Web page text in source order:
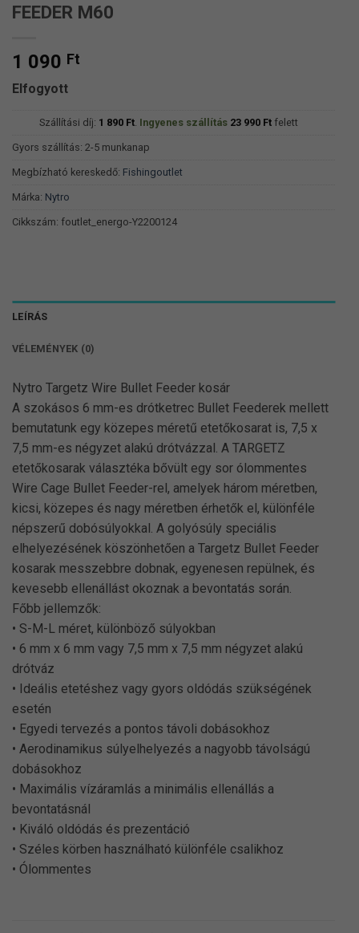
FEEDER M60
1 090 Ft
Elfogyott
Szállítási díj: 1 890 Ft. Ingyenes szállítás 23 990 Ftfelett
Gyors szállítás: 2-5 munkanap
Megbízható kereskedő: Fishingoutlet
Márka: Nytro
Cikkszám: foutlet_energo-Y2200124
LEÍRÁS
VÉLEMÉNYEK (0)
Nytro Targetz Wire Bullet Feeder kosár
A szokásos 6 mm-es drótketrec Bullet Feederek mellett
bemutatunk egy közepes méretű etetőkosarat is, 7,5 x
7,5 mm-es négyzet alakú drótvázzal. A TARGETZ
etetőkosarak választéka bővült egy sor ólommentes
Wire Cage Bullet Feeder-rel, amelyek három méretben,
kicsi, közepes és nagy méretben érhetők el, különféle
népszerű dobósúlyokkal. A golyósúly speciális
elhelyezésének köszönhetően a Targetz Bullet Feeder
kosarak messzebbre dobnak, egyenesen repülnek, és
kevesebb ellenállást okoznak a bevontatás során.
Főbb jellemzők:
• S-M-L méret, különböző súlyokban
• 6 mm x 6 mm vagy 7,5 mm x 7,5 mm négyzet alakú
drótváz
• Ideális etetéshez vagy gyors oldódás szükségének
esetén
• Egyedi tervezés a pontos távoli dobásokhoz
• Aerodinamikus súlyelhelyezés a nagyobb távolságú
dobásokhoz
• Maximális vízáramlás a minimális ellenállás a
bevontatásnál
• Kiváló oldódás és prezentáció
• Széles körben használható különféle csalikhoz
• Ólommentes